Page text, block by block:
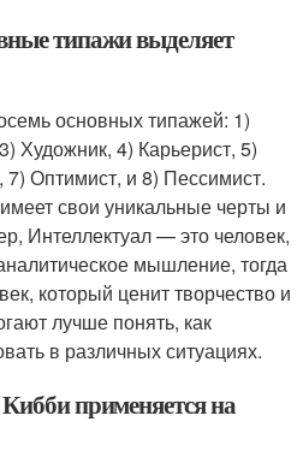
типажи выделяет
основных типажей: 1)
Художник, 4) Карьерист, 5)
Оптимист, и 8) Пессимист.
свои уникальные черты и
Интеллектуал — это человек,
мышление, тогда
который ценит творчество и
лучше понять, как
в различных ситуациях.
применяется на